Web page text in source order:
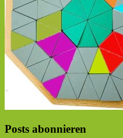
Posts abonnieren